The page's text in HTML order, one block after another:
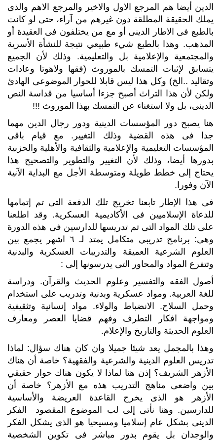
الدين أيضا هم المرجع الاول والاخير والمرجع الاهم والذى
يملك الحقيقة المطلقة دون غيرهم من آراء، حتى لو كانت
بالطبع فى الاطار الدينى أو مع من يختلفون فى العقيدة أو
المذهب. وهذا بالطبع شيء طبيعي نتيجة للنشأة الأسرية
والمجتمعية والإعلامية بل والتعليمية. وذلك لأن الجميع
يتسابق لإثبات التمسك بالموروث (فقها ولاهوتا وعادات
وتقاليد ..الخ) وكل هذا ليس قابلا للحوار الموضوعى الهادئ
ولكن لأن هذا التراث أصبح جزءا أساسيا من قداسة النص
الدينى، بل ولا استغناء عن التمسك بهذا الموروث !!!
هنا يصبح دور المؤسسات الدينية ودور رجال الدين مهما
جدا فى هذه القضية وذلك التغيير. مع قيام باقى
المؤسسات التعليمية والإعلامية والثقافية والأهلية والحزبية
بدورها أيضا، وذلك لأن التغيير والتطوير والتصحيح هذا
يحتاج إلى خطط طويلة ومتوسطة الأجل مع البداية الآنية
الآن وفورا.
فى هذا الإطار تابعنا تخريج تلك الدفعة التى تم إتمامها
للدعاة الإسلاميين فى الأكاديمية العسكرية. وقد اطلعنا
على تلك المواد التى تم تدريسها للدارسين فى هذه الدورة
وهى: برنامج تدريبي متكامل يمتد لـ ٦ اشهر يجمع بين
العلوم الشرعية العميقة والتدريبات العسكرية والبدنية
وتتفرع المواد والمحاور التى يدرسونها إلى :
أصول الفقه والتفسير وعلوم الحديث والقرآن. ودراسة
للغة العربية. ومواد عسكرية وبدنية وتدريب على استخدام
وحمل السلاح. الانضباط والولاء. مواد إنسانية وتثقيفية
ومواجهة افكار التطرف وفهم قضايا العصر ومعارف
العلوم الحديثة والتاريخ والإعلام.
وهذا بالمجمل يعد شيئا جميلا وان كان هناك سؤال: لماذا
تدريس العلوم الدينية والشرعية والفقهية؟ خاصة أن هناك
الأزهر الشريف؟ إذن هنا لماذا لا يكون هناك حوار حقيقي
بين واضعى مناهج التدريب هذه مع الأزهر؟ خاصة أن
الأزهر هو الذى يخرج القاعدة العريضة والأساسية
للدارسين. وهنا نأتى إلى لب الموضوع المقصود الفكر
الدينى بشكل عام إسلاميا ومسيحيا هو الذى يشكل الفكر
والوجدان بل يقوم بدور مباشر فى تكوين الشخصية